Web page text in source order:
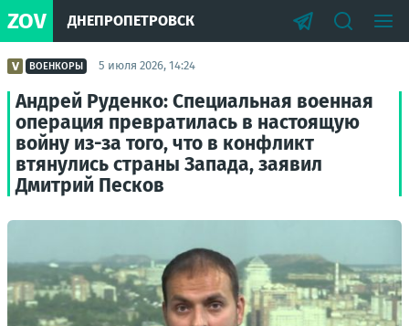
ZOV ДНЕПРОПЕТРОВСК
ВОЕНКОРЫ 5 июля 2026, 14:24
Андрей Руденко: Специальная военная
операция превратилась в настоящую
войну из-за того, что в конфликт
втянулись страны Запада, заявил
Дмитрий Песков